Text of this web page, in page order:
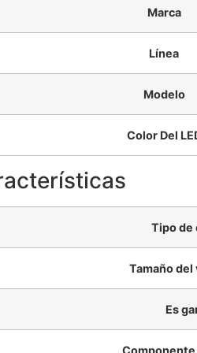
Marca
Línea
Modelo
Color Del
Tipo de
Tamaño
Es